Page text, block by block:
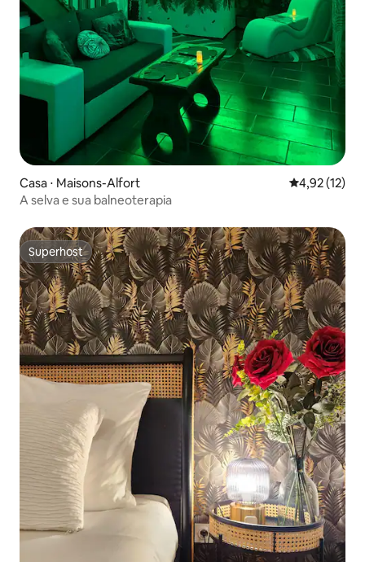
Casa ⋅ Maisons-Alfort 4,92 de uma
4,92 (12)
A selva e sua balneoterapia
Superhost
Superhost